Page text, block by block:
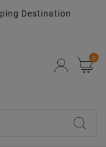
Destination
0